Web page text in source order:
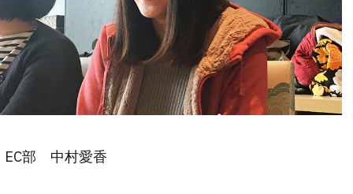
EC部 中村愛香